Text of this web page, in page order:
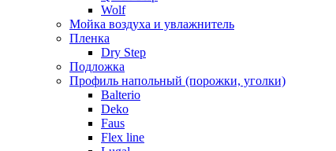
Wolf
Мойка воздуха и увлажнитель
Пленка
Dry Step
Подложка
Профиль напольный (порожки, уголки)
Balterio
Deko
Faus
Flex line